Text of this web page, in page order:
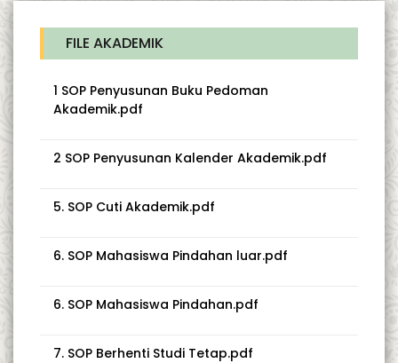
FILE AKADEMIK
1 SOP Penyusunan Buku Pedoman
Akademik.pdf
2 SOP Penyusunan Kalender Akademik.pdf
5. SOP Cuti Akademik.pdf
6. SOP Mahasiswa Pindahan luar.pdf
6. SOP Mahasiswa Pindahan.pdf
7. SOP Berhenti Studi Tetap.pdf